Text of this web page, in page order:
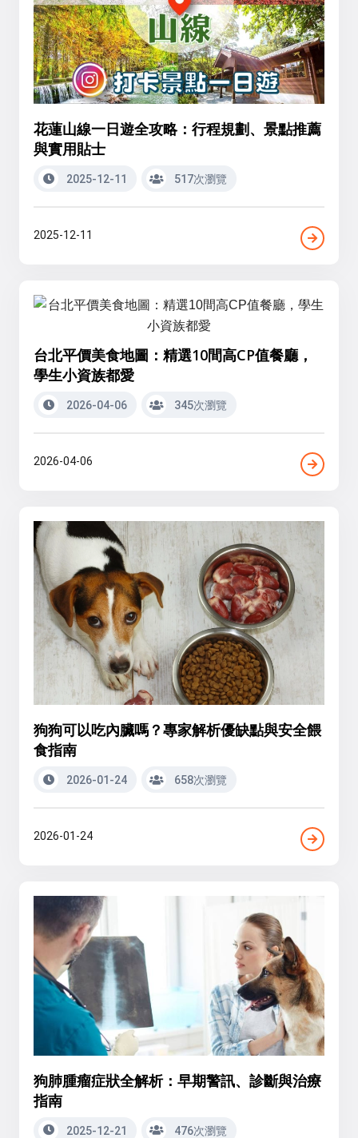
花蓮山線一日遊全攻略：行程規劃、景點推薦
與實用貼士
2025-12-11 517次瀏覽
2025-12-11
台北平價美食地圖：精選10間高CP值餐廳，
學生小資族都愛
2026-04-06 345次瀏覽
2026-04-06
狗狗可以吃內臟嗎？專家解析優缺點與安全餵
食指南
2026-01-24 658次瀏覽
2026-01-24
狗肺腫瘤症狀全解析：早期警訊、診斷與治療
指南
2025-12-21 476次瀏覽